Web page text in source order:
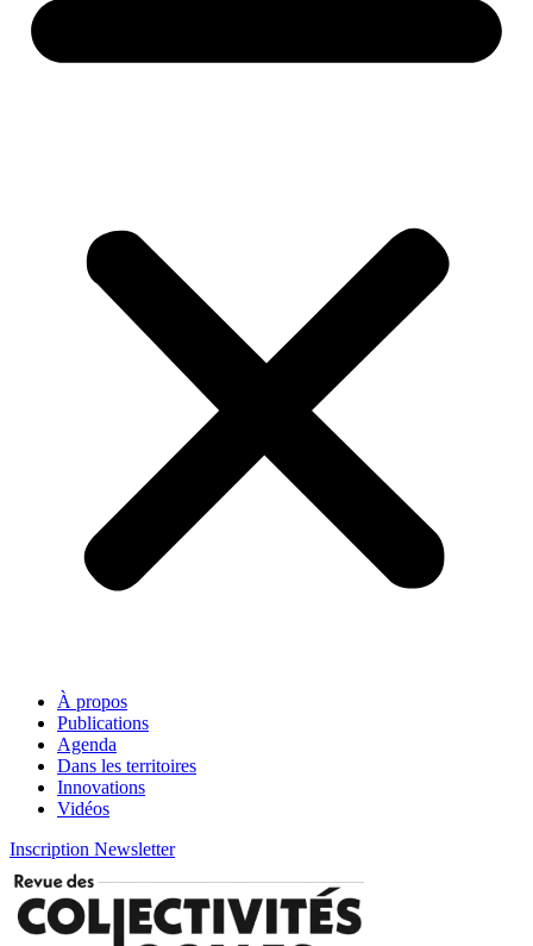
À propos
Publications
Agenda
Dans les territoires
Innovations
Vidéos
Inscription Newsletter